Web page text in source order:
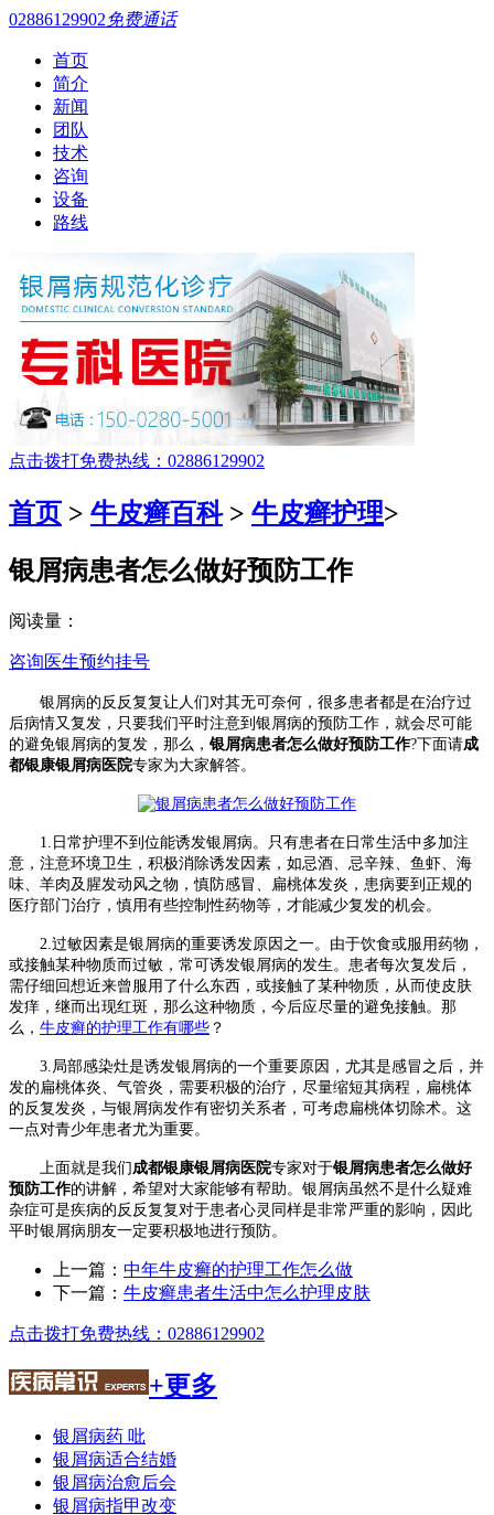
02886129902免费通话
首页
简介
新闻
团队
技术
咨询
设备
路线
点击拨打免费热线：02886129902
首页 > 牛皮癣百科> 牛皮癣护理>
银屑病患者怎么做好预防工作
阅读量：
咨询医生预约挂号
银屑病的反反复复让人们对其无可奈何，很多患者都是在治疗过
后病情又复发，只要我们平时注意到银屑病的预防工作，就会尽可能
的避免银屑病的复发，那么， 银屑病患者怎么做好预防工作?下面请成
都银康银屑病医院专家为大家解答。
1.日常护理不到位能诱发银屑病。只有患者在日常生活中多加注
意，注意环境卫生，积极消除诱发因素，如忌酒、忌辛辣、鱼虾、海
味、羊肉及腥发动风之物，慎防感冒、扁桃体发炎，患病要到正规的
医疗部门治疗，慎用有些控制性药物等，才能减少复发的机会。
2.过敏因素是银屑病的重要诱发原因之一。由于饮食或服用药物，
或接触某种物质而过敏，常可诱发银屑病的发生。患者每次复发后，
需仔细回想近来曾服用了什么东西，或接触了某种物质，从而使皮肤
发痒，继而出现红斑，那么这种物质，今后应尽量的避免接触。那
么， 牛皮癣的护理工作有哪些 ？
3.局部感染灶是诱发银屑病的一个重要原因，尤其是感冒之后，并
发的扁桃体炎、气管炎，需要积极的治疗，尽量缩短其病程，扁桃体
的反复发炎，与银屑病发作有密切关系者，可考虑扁桃体切除术。这
一点对青少年患者尤为重要。
上面就是我们成都银康银屑病医院专家对于银屑病患者怎么做好
预防工作的讲解，希望对大家能够有帮助。银屑病虽然不是什么疑难
杂症可是疾病的反反复复对于患者心灵同样是非常严重的影响，因此
平时银屑病朋友一定要积极地进行预防。
上一篇： 中年牛皮癣的护理工作怎么做
下一篇： 牛皮癣患者生活中怎么护理皮肤
点击拨打免费热线：02886129902
+更多
银屑病药 吡
银屑病适合结婚
银屑病治愈后会
银屑病指甲改变